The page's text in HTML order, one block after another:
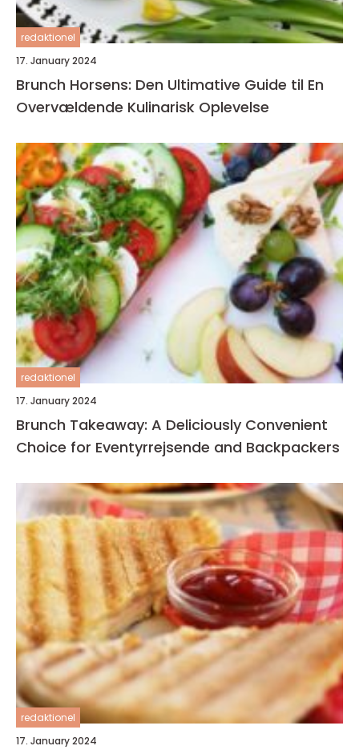
redaktionel
17. January 2024
Brunch Horsens: Den Ultimative Guide til En
Overvældende Kulinarisk Oplevelse
redaktionel
17. January 2024
Brunch Takeaway: A Deliciously Convenient
Choice for Eventyrrejsende and Backpackers
redaktionel
17. January 2024